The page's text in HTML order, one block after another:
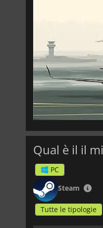
Qual è il il
PC
Steam
Tutte le tipologie